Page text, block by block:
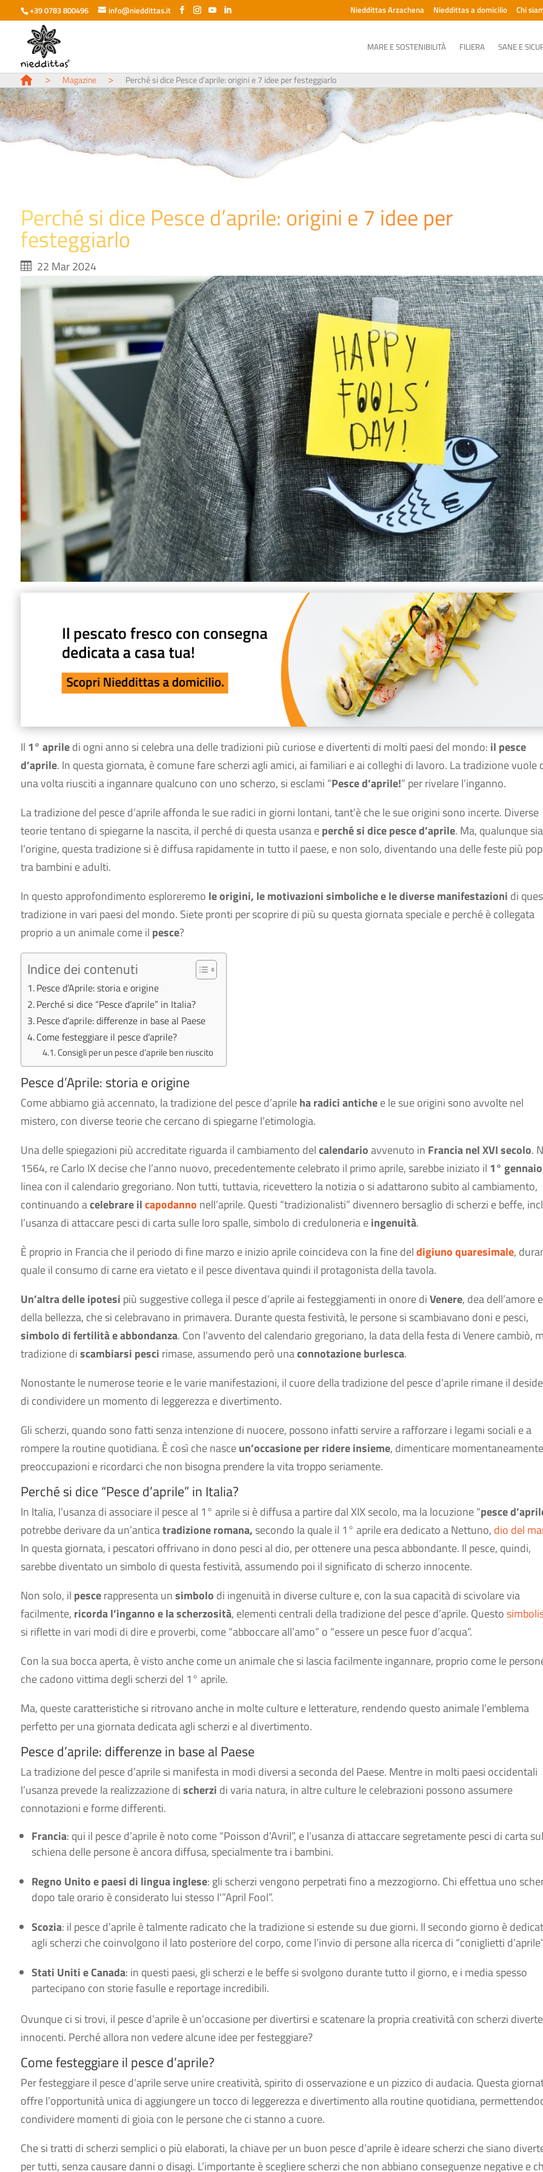
+39 0783 800496 info@nieddittas.it Nieddittas Arzachena Nieddittas a domicilio Chi
MARE E SOSTENIBILITÀ FILIERA SANE E
> Magazine > Perché si dice Pesce d’aprile: origini e 7 idee per festeggiarlo
Perché si dice Pesce d’aprile: origini e 7 idee per
festeggiarlo
22 Mar 2024
Il 1° apriledi ogni anno si celebra una delle tradizioni più curiose e divertenti di molti paesi del mondo: il pesce
d’aprile. In questa giornata, è comune fare scherzi agli amici, ai familiari e ai colleghi di lavoro. La tradizione vuole
una volta riusciti a ingannare qualcuno con uno scherzo, si esclami “Pesce d’aprile!” per rivelare l’inganno.
La tradizione del pesce d’aprile affonda le sue radici in giorni lontani, tant’è che le sue origini sono incerte. Diverse
teorie tentano di spiegarne la nascita, il perché di questa usanza eperché si dice pesce d’aprile. Ma, qualunque sia
l’origine, questa tradizione si è diffusa rapidamente in tutto il paese, e non solo, diventando una delle feste più
tra bambini e adulti.
In questo approfondimento esploreremo le origini, le motivazioni simboliche e le diverse manifestazioni di
tradizione in vari paesi del mondo. Siete pronti per scoprire di più su questa giornata speciale e perché è collegata
proprio a un animale come il pesce?
Indice dei contenuti
Pesce d’Aprile: storia e origine
Perché si dice “Pesce d’aprile” in Italia?
Pesce d’aprile: differenze in base al Paese
Come festeggiare il pesce d’aprile?
Consigli per un pesce d’aprile ben riuscito
Pesce d’Aprile: storia e origine
Come abbiamo già accennato, la tradizione del pesce d’aprileha radici antichee le sue origini sono avvolte nel
mistero, con diverse teorie che cercano di spiegarne l’etimologia.
Una delle spiegazioni più accreditate riguarda il cambiamento delcalendarioavvenuto in Francia nel XVI secolo.
1564, re Carlo IX decise che l’anno nuovo, precedentemente celebrato il primo aprile, sarebbe iniziato il 1° gennaio
linea con il calendario gregoriano. Non tutti, tuttavia, ricevettero la notizia o si adattarono subito al cambiamento,
continuando acelebrare ilcapodanno nell’aprile. Questi “tradizionalisti” divennero bersaglio di scherzi e beffe,
l’usanza di attaccare pesci di carta sulle loro spalle, simbolo di creduloneria eingenuità.
È proprio in Francia che il periodo di fine marzo e inizio aprile coincideva con la fine deldigiuno quaresimale,
quale il consumo di carne era vietato e il pesce diventava quindi il protagonista della tavola.
Un’altra delle ipotesi più suggestive collega il pesce d’aprile ai festeggiamenti in onore diVenere, dea dell’amore e
della bellezza, che si celebravano in primavera. Durante questa festività, le persone si scambiavano doni e pesci,
simbolo di fertilità e abbondanza. Con l’avvento del calendario gregoriano, la data della festa di Venere cambiò,
tradizione discambiarsi pesci rimase, assumendo però unaconnotazione burlesca.
Nonostante le numerose teorie e le varie manifestazioni, il cuore della tradizione del pesce d’aprile rimane il
di condividere un momento di leggerezza e divertimento.
Gli scherzi, quando sono fatti senza intenzione di nuocere, possono infatti servire a rafforzare i legami sociali e a
rompere la routine quotidiana. È così che nasceun’occasione per ridere insieme, dimenticare
preoccupazioni e ricordarci che non bisogna prendere la vita troppo seriamente.
Perché si dice “Pesce d’aprile” in Italia?
In Italia, l’usanza di associare il pesce al 1° aprile si è diffusa a partire dal XIX secolo, ma la locuzione “pesce
potrebbe derivare da un’anticatradizione romana, secondo la quale il 1° aprile era dedicato a Nettuno, dio del
In questa giornata, i pescatori offrivano in dono pesci al dio, per ottenere una pesca abbondante. Il pesce, quindi,
sarebbe diventato un simbolo di questa festività, assumendo poi il significato di scherzo innocente.
Non solo, il pescerappresenta unsimbolo di ingenuità in diverse culture e, con la sua capacità di scivolare via
facilmente, ricorda l’inganno e la scherzosità, elementi centrali della tradizione del pesce d’aprile. Questo
si riflette in vari modi di dire e proverbi, come “abboccare all’amo” o “essere un pesce fuor d’acqua”.
Con la sua bocca aperta, è visto anche come un animale che si lascia facilmente ingannare, proprio come le
che cadono vittima degli scherzi del 1° aprile.
Ma, queste caratteristiche si ritrovano anche in molte culture e letterature, rendendo questo animale l’emblema
perfetto per una giornata dedicata agli scherzi e al divertimento.
Pesce d’aprile: differenze in base al Paese
La tradizione del pesce d’aprile si manifesta in modi diversi a seconda del Paese. Mentre in molti paesi occidentali
l’usanza prevede la realizzazione discherzi di varia natura, in altre culture le celebrazioni possono assumere
connotazioni e forme differenti.
Francia: qui il pesce d’aprile è noto come “Poisson d’Avril”, e l’usanza di attaccare segretamente pesci di carta
schiena delle persone è ancora diffusa, specialmente tra i bambini.
Regno Unito e paesi di lingua inglese: gli scherzi vengono perpetrati fino a mezzogiorno. Chi effettua uno
dopo tale orario è considerato lui stesso l'”April Fool”.
Scozia: il pesce d’aprile è talmente radicato che la tradizione si estende su due giorni. Il secondo giorno è
agli scherzi che coinvolgono il lato posteriore del corpo, come l’invio di persone alla ricerca di “coniglietti
Stati Uniti e Canada: in questi paesi, gli scherzi e le beffe si svolgono durante tutto il giorno, e i media spesso
partecipano con storie fasulle e reportage incredibili.
Ovunque ci si trovi, il pesce d’aprile è un’occasione per divertirsi e scatenare la propria creatività con scherzi
innocenti. Perché allora non vedere alcune idee per festeggiare?
Come festeggiare il pesce d’aprile?
Per festeggiare il pesce d’aprile serve unire creatività, spirito di osservazione e un pizzico di audacia. Questa
offre l’opportunità unica di aggiungere un tocco di leggerezza e divertimento alla routine quotidiana,
condividere momenti di gioia con le persone che ci stanno a cuore.
Che si tratti di scherzi semplici o più elaborati, la chiave per un buon pesce d’aprile è ideare scherzi che siano
per tutti, senza causare danni o disagi. L’importante è scegliere scherzi che non abbiano conseguenze negative e